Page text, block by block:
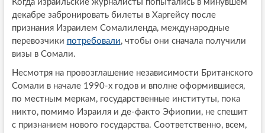
Когда израильские журналисты попытались в минувшем
декабре забронировать билеты в Харгейсу после
признания Израилем Сомалиленда, международные
перевозчики потребовали, чтобы они сначала получили
визы в Сомали.
Несмотря на провозглашение независимости Британского
Сомали в начале 1990-х годов и вполне оформившиеся,
по местным меркам, государственные институты, пока
никто, помимо Израиля и де-факто Эфиопии, не спешит
с признанием нового государства. Соответственно, всем,